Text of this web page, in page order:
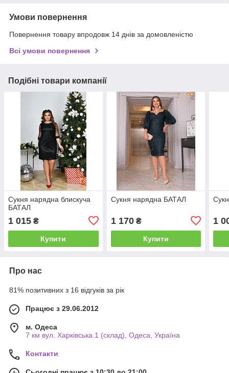
Умови повернення
Повернення товару впродовж 14 днів за домовленістю
Всі умови повернення
Подібні товари компанії
Сукня нарядна блискуча
БАТАЛ
1 015 ₴
Купити
Сукня нарядна БАТАЛ
1 170₴
Купити
1
Про нас
81% позитивних з 16 відгуків за рік
Працює з 29.06.2012
м. Одеса
7 км вул. Харківська 1 (склад), Одеса, Україна
Контакти